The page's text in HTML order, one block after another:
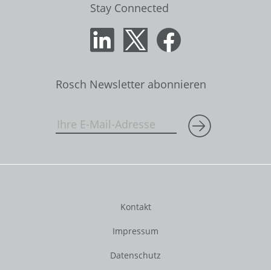
Stay Connected
Rosch Newsletter abonnieren
Kontakt
Impressum
Datenschutz